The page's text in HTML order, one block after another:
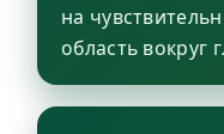
на
область вокруг